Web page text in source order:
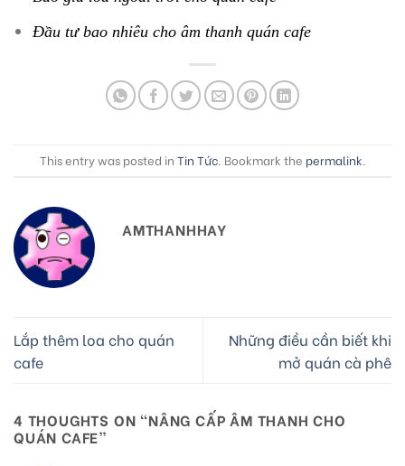
Đầu tư bao nhiêu cho âm thanh quán cafe
This entry was posted in Tin Tức. Bookmark the permalink.
AMTHANHHAY
Lắp thêm loa cho quán
cafe
Những điều cần biết khi
mở quán cà phê
4 THOUGHTS ON “NÂNG CẤP ÂM THANH CHO
QUÁN CAFE”